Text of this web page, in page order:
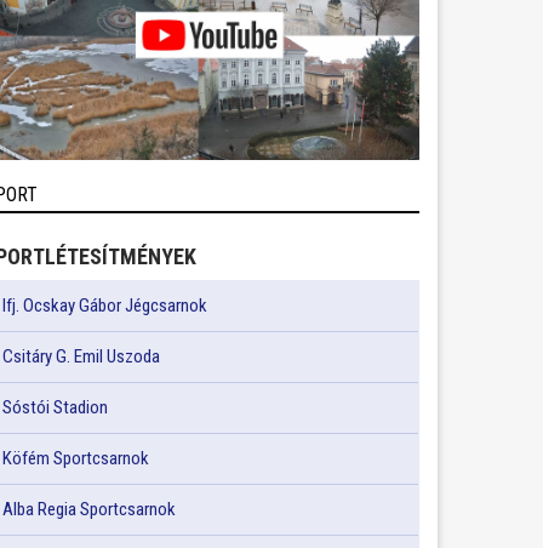
Ifj. Ocskay Gábor Jégcsarnok
Csitáry G. Emil Uszoda
Sóstói Stadion
Köfém Sportcsarnok
Alba Regia Sportcsarnok